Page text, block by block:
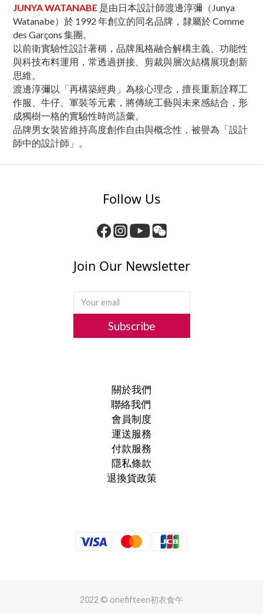
JUNYA WATANABE 是由日本設計師渡邊淳彌（Junya
Watanabe）於 1992 年創立的同名品牌，隸屬於 Comme
des Garçons 集團。
以前衛實驗性設計著稱，品牌風格融合解構主義、功能性
與科技布料運用，常透過拼接、剪裁與層次結構展現創新
思維。
渡邊淳彌以「再構築經典」為核心理念，擅長重新詮釋工
作服、牛仔、軍裝等元素，將傳統工藝與未來感結合，形
成獨樹一格的實驗性時尚語彙。
品牌男女裝皆維持高度創作自由與概念性，被譽為「設計
師中的設計師」。
Follow Us
Join Our Newsletter
Subscribe
關於我們
聯絡我們
會員制度
運送服務
付款服務
隱私條款
退換貨政策
2022 © onefifteen初衣食午